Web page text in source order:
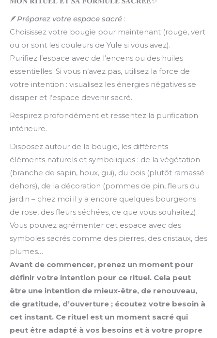
🪶Préparez votre espace sacré :
Choisissez votre bougie pour maintenant (rouge, vert
ou or sont les couleurs de Yule si vous avez).
Purifiez l’espace avec de l’encens ou des huiles
essentielles. Si vous n’avez pas, utilisez la force de
votre intention : visualisez les énergies négatives se
dissiper et l’espace devenir sacré.
Respirez profondément et ressentez la purification
intérieure.
Disposez autour de la bougie, les différents
éléments naturels et symboliques : de la végétation
(branche de sapin, houx, gui), du bois (plutôt ramassé
dehors), de la décoration (pommes de pin, fleurs du
jardin – chez moi il y a encore quelques bourgeons
de rose, des fleurs séchées, ce que vous souhaitez).
Vous pouvez agrémenter cet espace avec des
symboles sacrés comme des pierres, des cristaux, des
plumes…
Avant de commencer, prenez un moment pour
définir votre intention pour ce rituel. Cela peut
être une intention de mieux-être, de renouveau,
de gratitude, d’ouverture ; écoutez votre besoin à
cet instant. Ce rituel est un moment sacré qui
peut être adapté à vos besoins et à votre propre